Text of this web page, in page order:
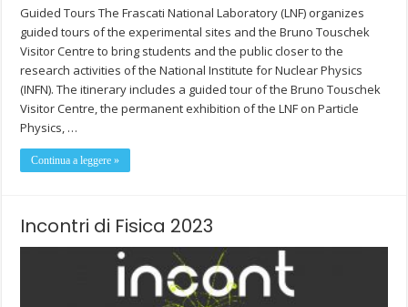
Guided Tours The Frascati National Laboratory (LNF) organizes
guided tours of the experimental sites and the Bruno Touschek
Visitor Centre to bring students and the public closer to the
research activities of the National Institute for Nuclear Physics
(INFN). The itinerary includes a guided tour of the Bruno Touschek
Visitor Centre, the permanent exhibition of the LNF on Particle
Physics, …
Continua a leggere »
Incontri di Fisica 2023